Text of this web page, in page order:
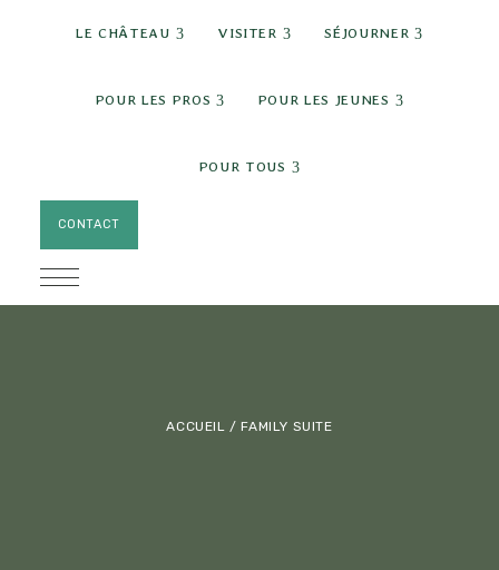
LE CHÂTEAU expand child menu
VISITER expand child menu
SÉJOURNER expand
POUR LES PROS expand child menu
POUR LES JEUNES expand
POUR TOUS expand child menu
CONTACT
ACCUEIL / FAMILY SUITE